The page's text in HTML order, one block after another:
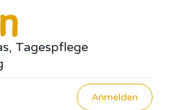
Tagespflege
Anmelden